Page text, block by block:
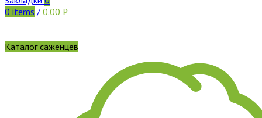
0 items / 0.00 Р
Каталог саженцев